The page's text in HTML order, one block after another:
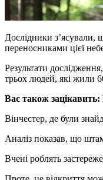
Дослідники з’ясували,
переносниками цієї
Результати
трьох людей, які жили
Вас також
Вінчестер, де були
Аналіз показав, що
Вчені роблять